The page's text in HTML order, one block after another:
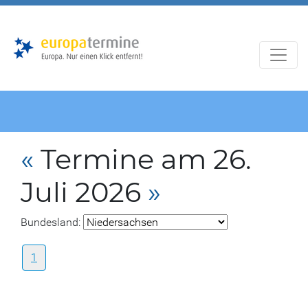
« Termine am 26.
Juli 2026 »
Bundesland:
1